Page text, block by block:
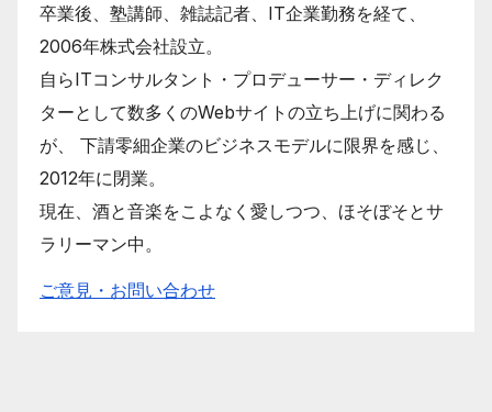
卒業後、塾講師、雑誌記者、IT企業勤務を経て、
2006年株式会社設立。
自らITコンサルタント・プロデューサー・ディレク
ターとして数多くのWebサイトの立ち上げに関わる
が、 下請零細企業のビジネスモデルに限界を感じ、
2012年に閉業。
現在、酒と音楽をこよなく愛しつつ、ほそぼそとサ
ラリーマン中。
ご意見・お問い合わせ